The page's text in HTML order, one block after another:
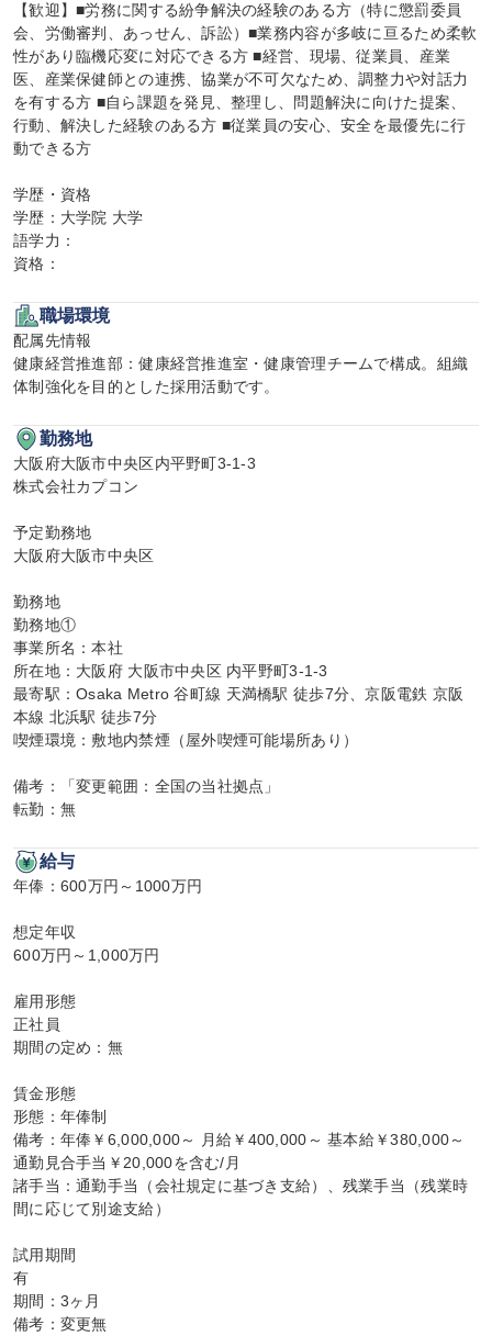
【歓迎】■労務に関する紛争解決の経験のある方（特に懲罰委員
会、労働審判、あっせん、訴訟）■業務内容が多岐に亘るため柔軟
性があり臨機応変に対応できる方 ■経営、現場、従業員、産業
医、産業保健師との連携、協業が不可欠なため、調整力や対話力
を有する方 ■自ら課題を発見、整理し、問題解決に向けた提案、
行動、解決した経験のある方 ■従業員の安心、安全を最優先に行
動できる方
学歴・資格
学歴：大学院 大学
語学力：
資格：
職場環境
配属先情報
健康経営推進部：健康経営推進室・健康管理チームで構成。組織
体制強化を目的とした採用活動です。
勤務地
大阪府大阪市中央区内平野町3-1-3
株式会社カプコン
予定勤務地
大阪府大阪市中央区
勤務地
勤務地①
事業所名：本社
所在地：大阪府 大阪市中央区 内平野町3-1-3
最寄駅：Osaka Metro 谷町線 天満橋駅 徒歩7分、京阪電鉄 京阪
本線 北浜駅 徒歩7分
喫煙環境：敷地内禁煙（屋外喫煙可能場所あり）
備考：「変更範囲：全国の当社拠点」
転勤：無
給与
年俸：600万円～1000万円
想定年収
600万円～1,000万円
雇用形態
正社員
期間の定め：無
賃金形態
形態：年俸制
備考：年俸￥6,000,000～ 月給￥400,000～ 基本給￥380,000～
通勤見合手当￥20,000を含む/月
諸手当：通勤手当（会社規定に基づき支給）、残業手当（残業時
間に応じて別途支給）
試用期間
有
期間：3ヶ月
備考：変更無